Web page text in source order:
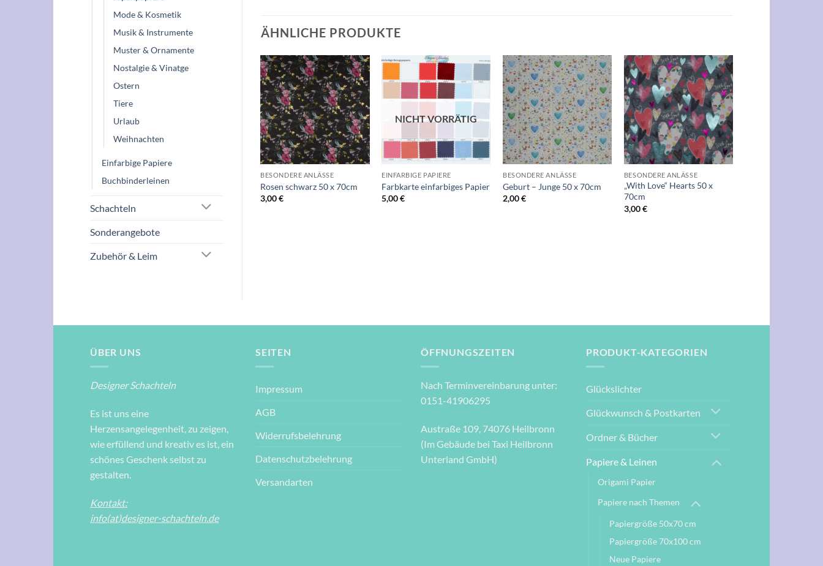
Mode & Kosmetik
Musik & Instrumente
Muster & Ornamente
Nostalgie & Vinatge
Ostern
Tiere
Urlaub
Weihnachten
Einfarbige Papiere
Buchbinderleinen
Schachteln
Sonderangebote
Zubehör & Leim
ÄHNLICHE PRODUKTE
Auf die
Wunschliste
+
BESONDERE ANLÄSSE
Rosen schwarz 50 x 70cm
3,00€
Auf die
Wunschliste
+
NICHT VORRÄTIG
EINFARBIGE PAPIERE
Farbkarte einfarbiges Papier
5,00€
Auf die
Wunschliste
+
BESONDERE ANLÄSSE
Geburt – Junge 50 x 70cm
2,00€
Auf die
Wunschliste
+
BESONDERE ANLÄSSE
„With Love“ Hearts 50 x
70cm
3,00€
Farbkarte Buchbinderleinen
ÜBER UNS
Designer Schachteln
Es ist uns eine
Herzensangelegenheit, zu zeigen,
wie erfüllend und kreativ es ist, ein
schönes Geschenk selbst zu
gestalten.
Kontakt:
info(at)designer-schachteln.de
SEITEN
Impressum
AGB
Widerrufsbelehrung
Datenschutzbelehrung
Versandarten
ÖFFNUNGSZEITEN
Nach Terminvereinbarung unter:
0151-41906295
Austraße 109, 74076 Heilbronn
(Im Gebäude bei Taxi Heilbronn
Unterland GmbH)
PRODUKT-KATEGORIEN
Glückslichter
Glückwunsch & Postkarten
Ordner & Bücher
Papiere & Leinen
Origami Papier
Papiere nach Themen
Papiergröße 50x70 cm
Papiergröße 70x100 cm
Neue Papiere